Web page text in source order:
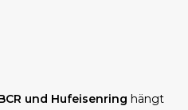
und Hufeisenring hängt